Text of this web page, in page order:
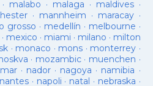
· malabo · malaga · maldives·
· mannheim · maracay·
grosso · medellín · melbourne ·
· mexico · miami · milano · milton
· monaco · mons · monterrey ·
· mozambic· muenchen ·
· nador · nagoya · namibia ·
nantes · napoli · natal · nebraska ·